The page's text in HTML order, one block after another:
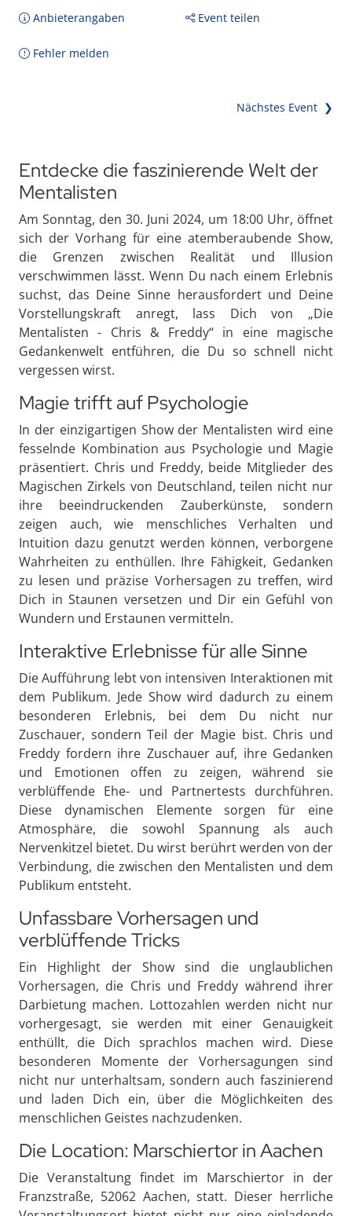
Anbieterangaben Event teilen
Fehler melden
Nächstes Event ❯
Entdecke die faszinierende Welt der
Mentalisten
Am Sonntag, den 30. Juni 2024, um 18:00 Uhr, öffnet
sich der Vorhang für eine atemberaubende Show,
die Grenzen zwischen Realität und Illusion
verschwimmen lässt. Wenn Du nach einem Erlebnis
suchst, das Deine Sinne herausfordert und Deine
Vorstellungskraft anregt, lass Dich von „Die
Mentalisten - Chris & Freddy“ in eine magische
Gedankenwelt entführen, die Du so schnell nicht
vergessen wirst.
Magie trifft auf Psychologie
In der einzigartigen Show der Mentalisten wird eine
fesselnde Kombination aus Psychologie und Magie
präsentiert. Chris und Freddy, beide Mitglieder des
Magischen Zirkels von Deutschland, teilen nicht nur
ihre beeindruckenden Zauberkünste, sondern
zeigen auch, wie menschliches Verhalten und
Intuition dazu genutzt werden können, verborgene
Wahrheiten zu enthüllen. Ihre Fähigkeit, Gedanken
zu lesen und präzise Vorhersagen zu treffen, wird
Dich in Staunen versetzen und Dir ein Gefühl von
Wundern und Erstaunen vermitteln.
Interaktive Erlebnisse für alle Sinne
Die Aufführung lebt von intensiven Interaktionen mit
dem Publikum. Jede Show wird dadurch zu einem
besonderen Erlebnis, bei dem Du nicht nur
Zuschauer, sondern Teil der Magie bist. Chris und
Freddy fordern ihre Zuschauer auf, ihre Gedanken
und Emotionen offen zu zeigen, während sie
verblüffende Ehe- und Partnertests durchführen.
Diese dynamischen Elemente sorgen für eine
Atmosphäre, die sowohl Spannung als auch
Nervenkitzel bietet. Du wirst berührt werden von der
Verbindung, die zwischen den Mentalisten und dem
Publikum entsteht.
Unfassbare Vorhersagen und
verblüffende Tricks
Ein Highlight der Show sind die unglaublichen
Vorhersagen, die Chris und Freddy während ihrer
Darbietung machen. Lottozahlen werden nicht nur
vorhergesagt, sie werden mit einer Genauigkeit
enthüllt, die Dich sprachlos machen wird. Diese
besonderen Momente der Vorhersagungen sind
nicht nur unterhaltsam, sondern auch faszinierend
und laden Dich ein, über die Möglichkeiten des
menschlichen Geistes nachzudenken.
Die Location: Marschiertor in Aachen
Die Veranstaltung findet im Marschiertor in der
Franzstraße, 52062 Aachen, statt. Dieser herrliche